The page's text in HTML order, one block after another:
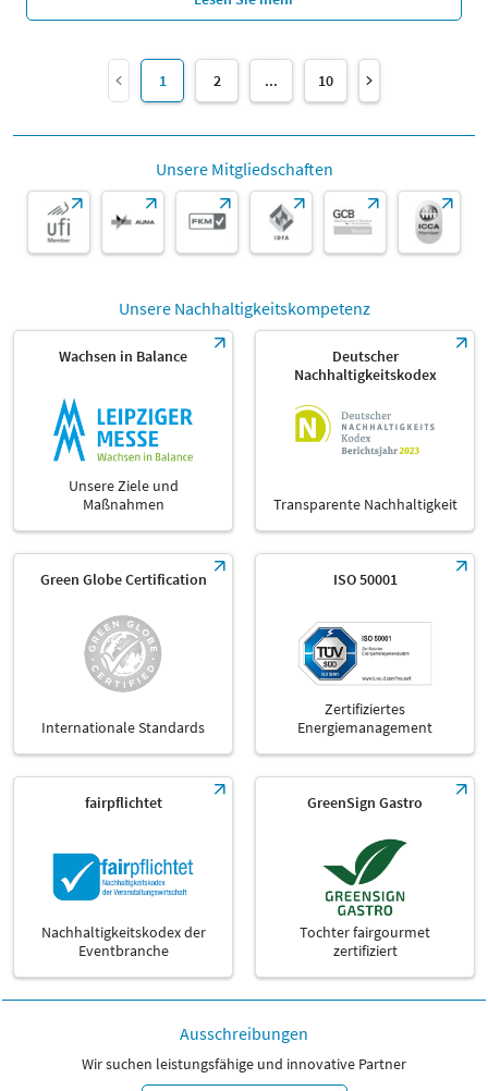
1 2 ... 10
Unsere Mitgliedschaften
Unsere Nachhaltigkeitskompetenz
Wachsen in Balance
Unsere Ziele und
Maßnahmen
Deutscher
Nachhaltigkeitskodex
Transparente Nachhaltigkeit
Green Globe Certification
Internationale Standards
ISO 50001
Zertifiziertes
Energiemanagement
fairpflichtet
Nachhaltigkeitskodex der
Eventbranche
GreenSign Gastro
Tochter fairgourmet
zertifiziert
Ausschreibungen
Wir suchen leistungsfähige und innovative Partner